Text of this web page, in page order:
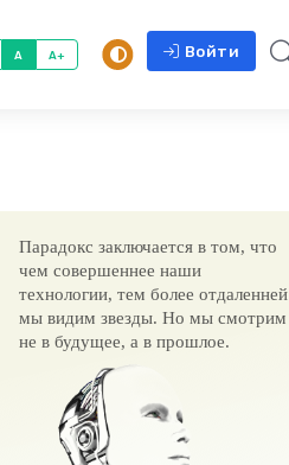
A A+ Войти
Парадокс заключается в том, что
чем совершеннее наши
технологии, тем более отдаленней
мы видим звезды. Но мы смотрим
не в будущее, а в прошлое.